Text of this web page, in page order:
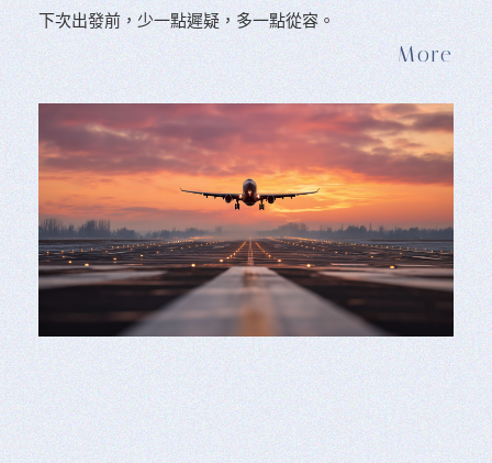
下次出發前，少一點遲疑，多一點從容。